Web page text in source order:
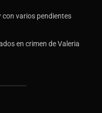
con varios pendientes
en crimen de Valeria